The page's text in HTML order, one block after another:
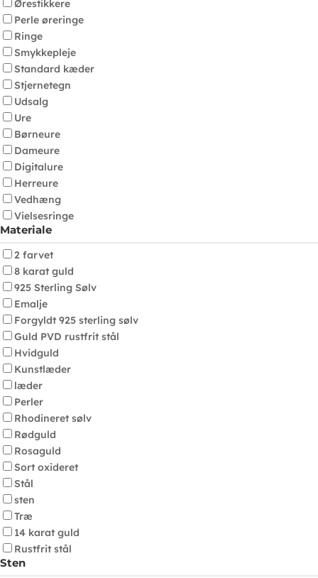
Ørestikkere
Perle øreringe
Ringe
Smykkepleje
Standard kæder
Stjernetegn
Udsalg
Ure
Børneure
Dameure
Digitalure
Herreure
Vedhæng
Vielsesringe
Materiale
2 farvet
8 karat guld
925 Sterling Sølv
Emalje
Forgyldt 925 sterling sølv
Guld PVD rustfrit stål
Hvidguld
Kunstlæder
læder
Perler
Rhodineret sølv
Rødguld
Rosaguld
Sort oxideret
Stål
sten
Træ
14 karat guld
Rustfrit stål
Sten